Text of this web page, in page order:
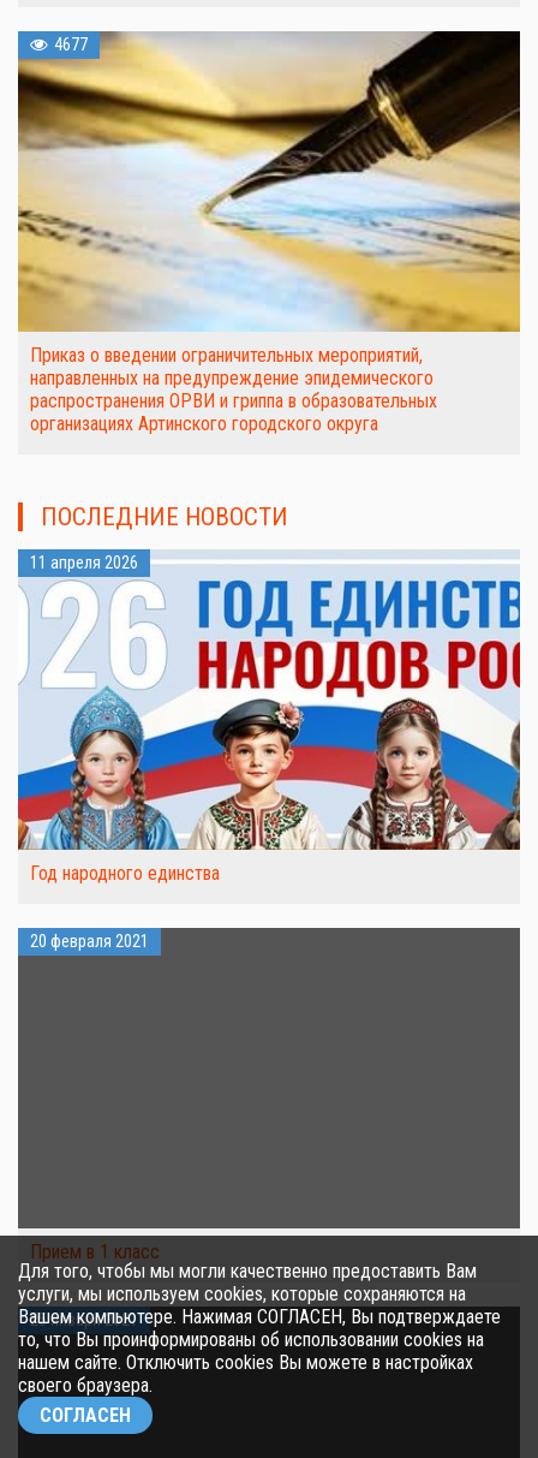
4677
Приказ о введении ограничительных мероприятий,
направленных на предупреждение эпидемического
распространения ОРВИ и гриппа в образовательных
организациях Артинского городского округа
ПОСЛЕДНИЕ НОВОСТИ
11 апреля 2026
Год народного единства
20 февраля 2021
Прием в 1 класс
25 января 2021
Для того, чтобы мы могли качественно предоставить Вам
услуги, мы используем cookies, которые сохраняются на
Вашем компьютере. Нажимая СОГЛАСЕН, Вы подтверждаете
то, что Вы проинформированы об использовании cookies на
нашем сайте. Отключить cookies Вы можете в настройках
своего браузера.
СОГЛАСЕН